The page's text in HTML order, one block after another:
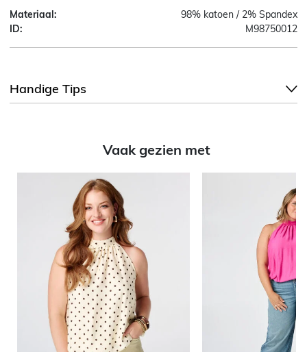
Materiaal:
98% katoen / 2% Spandex
ID:
M98750012
Handige Tips
Vaak gezien met